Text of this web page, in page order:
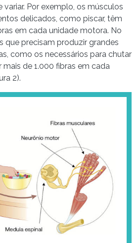
Por exemplo, os músculos
delicados, como piscar, têm
em cada unidade motora. No
que precisam produzir grandes
como os necessários para chutar
de 1.000 fibras em cada
2).